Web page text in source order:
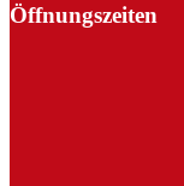
Öffnungszeiten